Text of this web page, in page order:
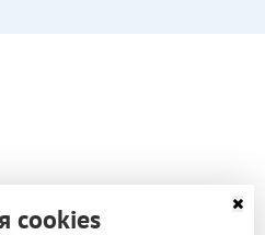
cookies